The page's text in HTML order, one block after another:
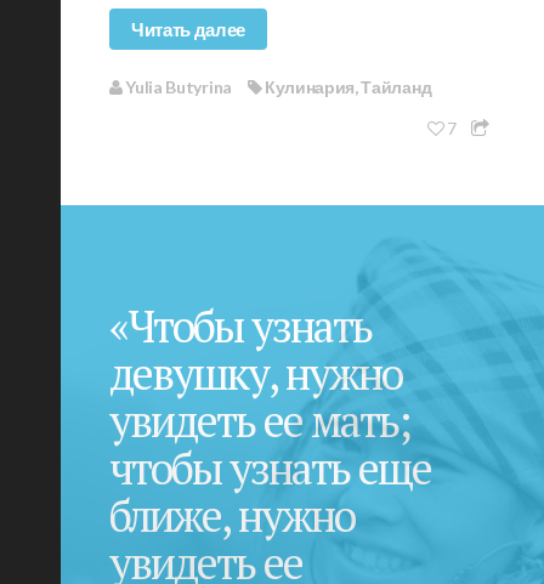
Читать далее
Yulia Butyrina Кулинария,Тайланд
7
«Чтобы узнать
девушку, нужно
увидеть ее мать;
чтобы узнать еще
ближе, нужно
увидеть ее